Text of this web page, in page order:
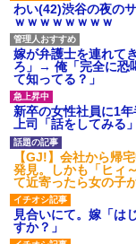
彼にプロポーズされ
した。B子「A男くん
い？」
小2の頃、妹と昼寝
なかった。妹を抱き
妻と同居し始めたと
い？音楽聞こえる」
新築の家で。クラク
嫁＆娘「そんな匂い
ークですね！」俺（！
わい(42)渋谷の夜の
ｗｗｗｗｗｗｗｗ
嫁が弁護士を連れて
ろ」→ 俺「完全に恐
て知ってる？」
新卒の女性社員に1
上司「話をしてみる
【GJ!】会社から帰
発見。しかも「ヒィ
て近寄ったら女の子
見合いにて。嫁「は
すか？」